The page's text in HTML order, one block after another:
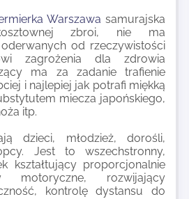
Warszawa samurajska
zbroi, nie ma
od rzeczywistości
zagrożenia dla zdrowia
ma za zadanie trafienie
i najlepiej jak potrafi miękką
miecza japońskiego,
itp.
dzieci, młodzież, dorośli,
Jest to wszechstronny,
kształtujący proporcjonalnie
motoryczne, rozwijający
kontrolę dystansu do